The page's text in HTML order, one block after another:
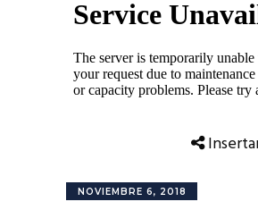
NOVIEMBRE 6, 2018